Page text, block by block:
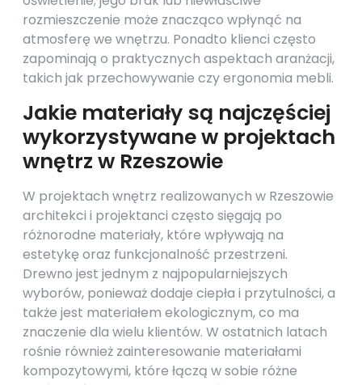
rozmieszczenie może znacząco wpłynąć na
atmosferę we wnętrzu. Ponadto klienci często
zapominają o praktycznych aspektach aranżacji,
takich jak przechowywanie czy ergonomia mebli.
Jakie materiały są najczęściej
wykorzystywane w projektach
wnętrz w Rzeszowie
W projektach wnętrz realizowanych w Rzeszowie
architekci i projektanci często sięgają po
różnorodne materiały, które wpływają na
estetykę oraz funkcjonalność przestrzeni.
Drewno jest jednym z najpopularniejszych
wyborów, ponieważ dodaje ciepła i przytulności, a
także jest materiałem ekologicznym, co ma
znaczenie dla wielu klientów. W ostatnich latach
rośnie również zainteresowanie materiałami
kompozytowymi, które łączą w sobie różne